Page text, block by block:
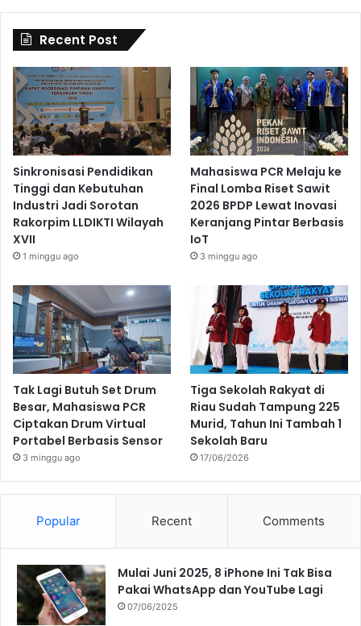
Recent Post
Sinkronisasi Pendidikan
Tinggi dan Kebutuhan
Industri Jadi Sorotan
Rakorpim LLDIKTI Wilayah
XVII
1 minggu ago
Mahasiswa PCR Melaju ke
Final Lomba Riset Sawit
2026 BPDP Lewat Inovasi
Keranjang Pintar Berbasis
IoT
3 minggu ago
Tak Lagi Butuh Set Drum
Besar, Mahasiswa PCR
Ciptakan Drum Virtual
Portabel Berbasis Sensor
3 minggu ago
Tiga Sekolah Rakyat di
Riau Sudah Tampung 225
Murid, Tahun Ini Tambah 1
Sekolah Baru
17/06/2026
Popular Recent Comments
Mulai Juni 2025, 8 iPhone Ini Tak Bisa
Pakai WhatsApp dan YouTube Lagi
07/06/2025